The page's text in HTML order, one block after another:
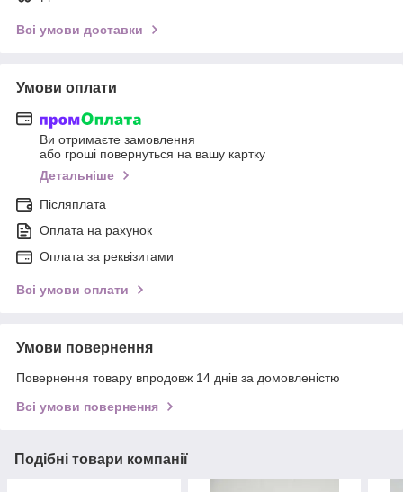
Всі умови доставки
Умови оплати
Ви отримаєте замовлення
або гроші повернуться на вашу картку
Детальніше
Післяплата
Оплата на рахунок
Оплата за реквізитами
Всі умови оплати
Умови повернення
Повернення товару впродовж 14 днів за домовленістю
Всі умови повернення
Подібні товари компанії